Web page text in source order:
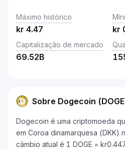
Máximo histórico
kr 4.47 kr
Capitalização de mercado
69.52B
Sobre Dogecoin
Dogecoin é uma criptomoeda
em Coroa dinamarquesa (DKK)
câmbio atual é 1 DOGE =